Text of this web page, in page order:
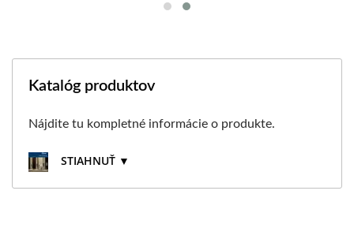
Katalóg produktov
Nájdite tu kompletné informácie o produkte.
STIAHNUŤ ▼